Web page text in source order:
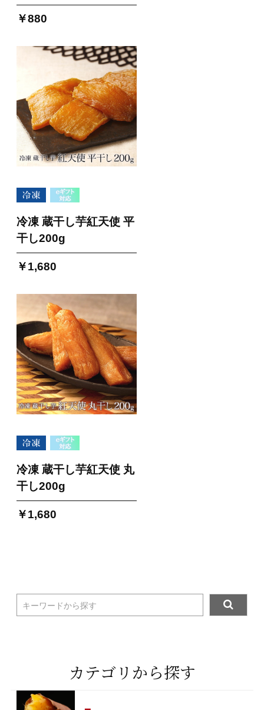
￥880
冷凍 蔵干し芋紅天使 平
干し200g
￥1,680
冷凍 蔵干し芋紅天使 丸
干し200g
￥1,680
キーワードから探す
カテゴリから探す